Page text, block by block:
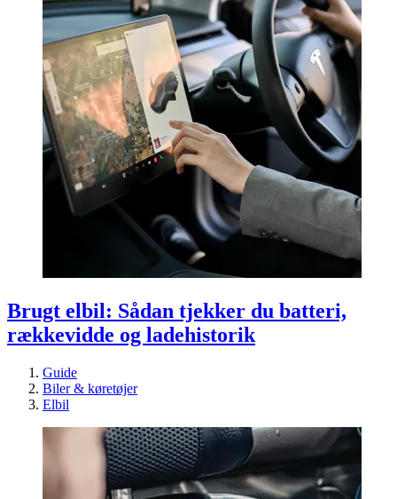
Brugt elbil: Sådan tjekker du batteri,
rækkevidde og ladehistorik
Guide
Biler & køretøjer
Elbil